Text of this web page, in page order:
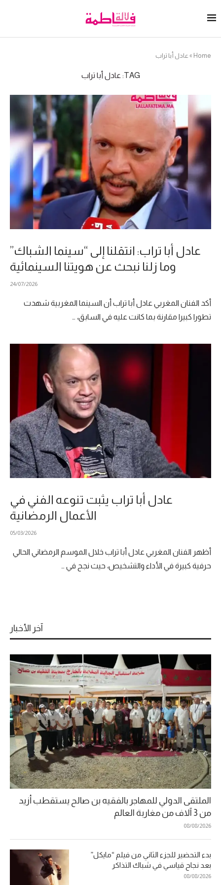
Home
» عادل أبا تراب
TAG: عادل أبا تراب
عادل أبا تراب: انتقلنا إلى “سينما الشباك”
وما زلنا نبحث عن هويتنا السينمائية
24/07/2026
أكد الفنان المغربي عادل أبا تراب أن السينما المغربية شهدت
تطورا كبيرا مقارنة بما كانت عليه في السابق، …
عادل أبا تراب يثبت تنوعه الفني في
الأعمال الرمضانية
05/03/2026
أظهر الفنان المغربي عادل أبا تراب خلال الموسم الرمضاني الحالي
حرفية كبيرة في الأداء والتشخيص، حيث نجح في …
آخر الأخبار
الملتقى الدولي للمهاجر بالفقيه بن صالح يستقطب أزيد
من 3 آلاف من مغاربة العالم
08/08/2026
بدء التحضير للجزء الثاني من فيلم “مايكل”
بعد نجاح قياسي في شباك التذاكر
08/08/2026